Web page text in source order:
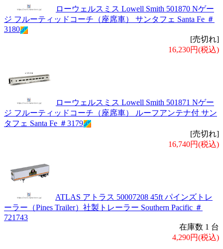
ローウェルスミス Lowell Smith 501870 Nゲー
ジ フルーティッドコーチ（座席車） サンタフェ Santa Fe ＃
3180
[売切れ]
16,230円(税込)
ローウェルスミス Lowell Smith 501871 Nゲー
ジ フルーティッドコーチ（座席車） ルーフアンテナ付 サン
タフェ Santa Fe ＃3179
[売切れ]
16,740円(税込)
ATLAS アトラス 50007208 45ft パインズトレ
ーラー（Pines Trailer）社製トレーラー Southern Pacific ＃
721743
在庫数 1 台
4,290円(税込)